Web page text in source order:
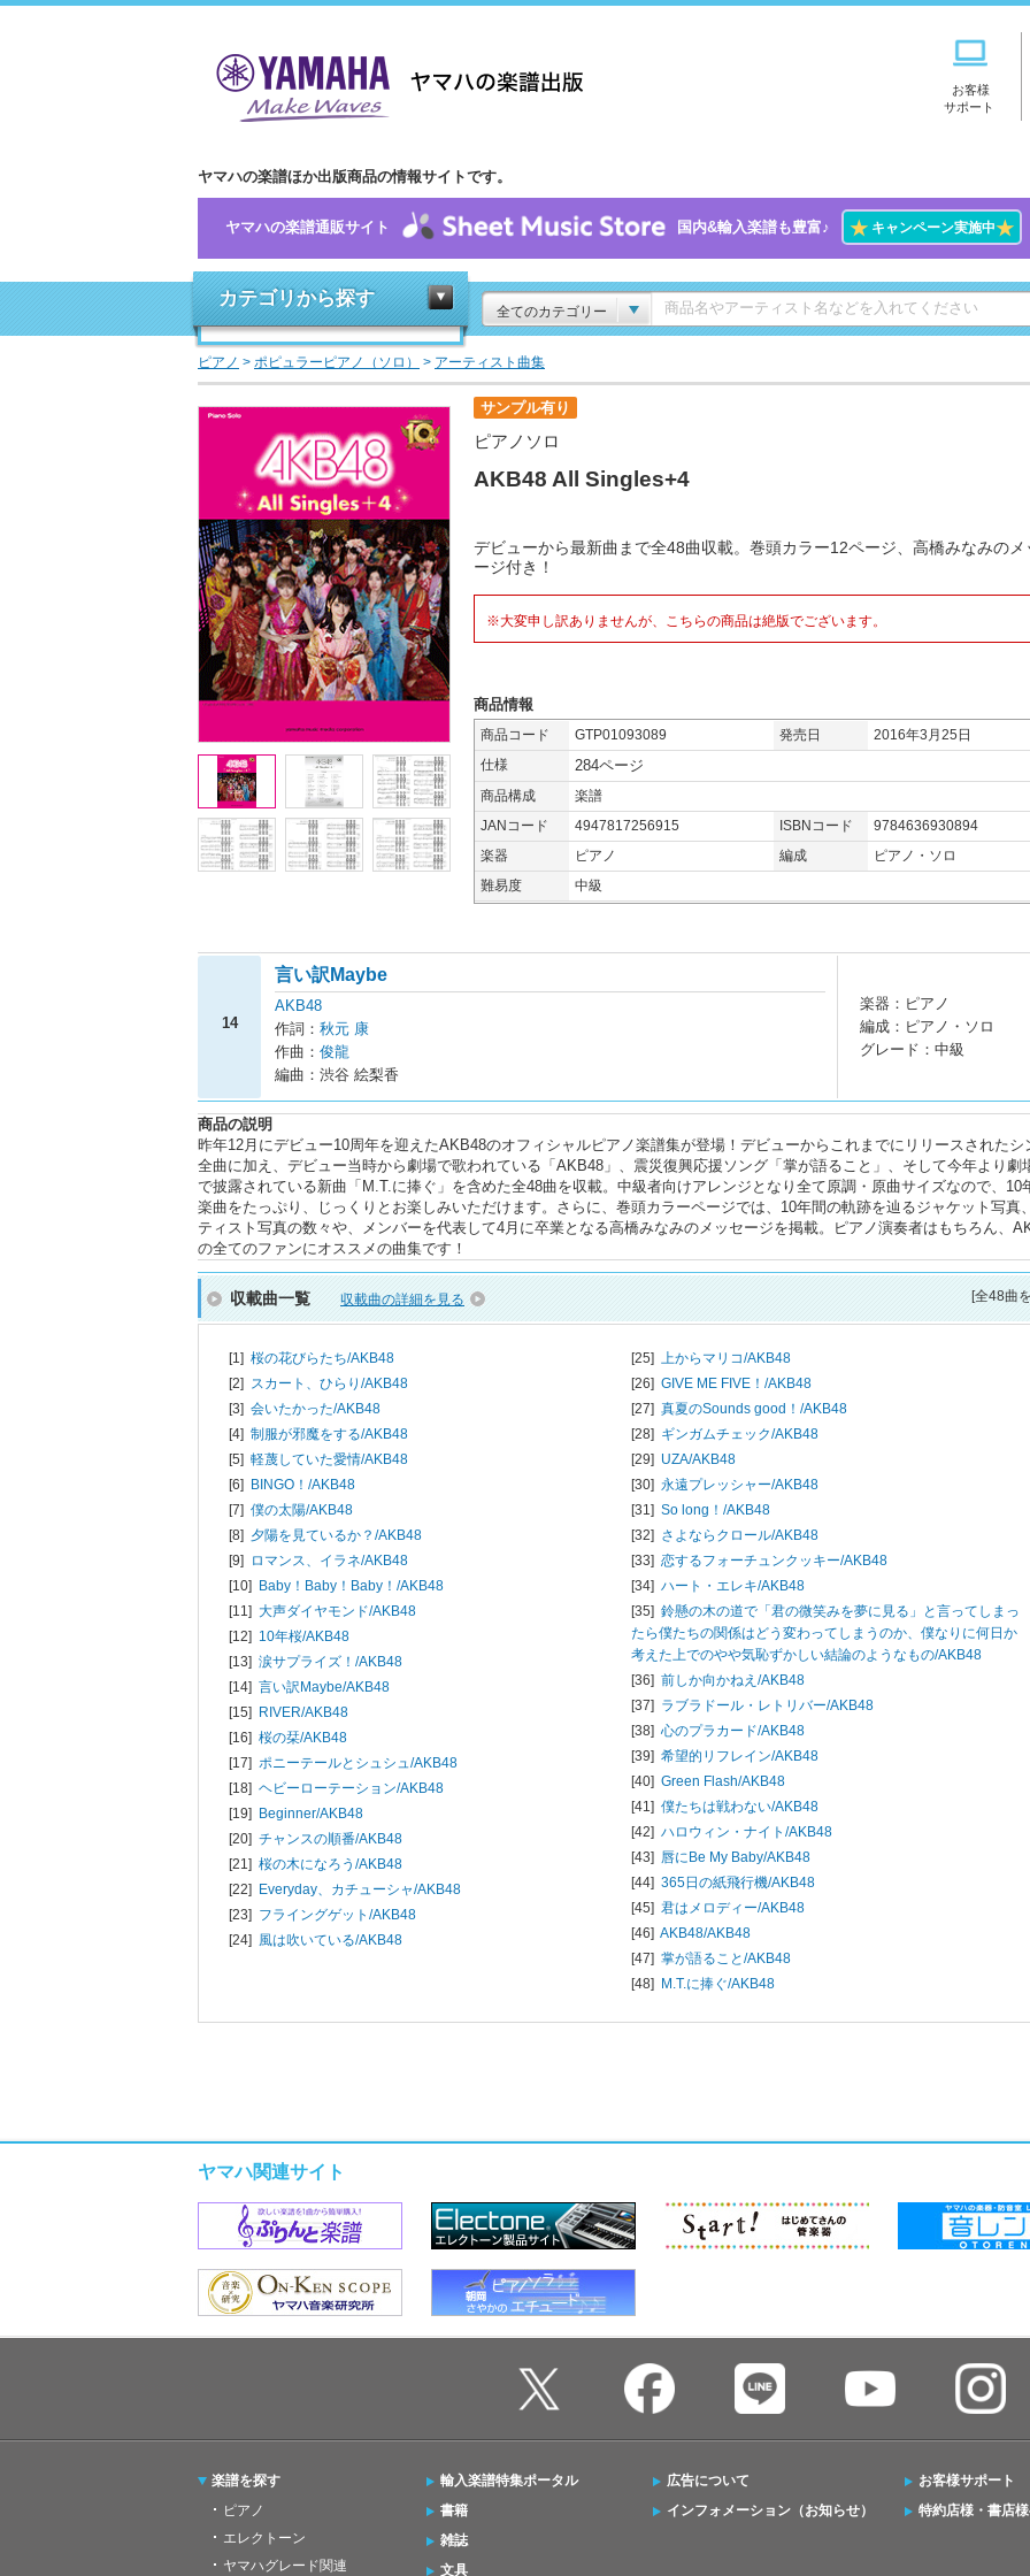
お客様
サポート
ヤマハの楽譜ほか出版商品の情報サイトです。
ヤマハの楽譜通販サイト 国内&輸入楽譜も豊富♪ ★キャンペーン実施中★
カテゴリから探す
全てのカテゴリー
ピアノ > ポピュラーピアノ（ソロ） > アーティスト曲集
サンプル有り
ピアノソロ
AKB48 All Singles+4
デビューから最新曲まで全48曲収載。巻頭カラー12ページ、高橋みなみのメ
ージ付き！
※大変申し訳ありませんが、こちらの商品は絶版でございます。
商品情報
商品コード GTP01093089 発売日
2016年3月25日
仕様
284ページ
商品構成
楽譜
JANコード
4947817256915 ISBNコード
9784636930894
楽器
ピアノ 編成
ピアノ・ソロ
難易度
中級
14
言い訳Maybe
AKB48
作詞： 秋元 康
作曲： 俊龍
編曲：渋谷 絵梨香
楽器：ピアノ
編成：ピアノ・ソロ
グレード：中級
商品の説明
昨年12月にデビュー10周年を迎えたAKB48のオフィシャルピアノ楽譜集が登場！デビューからこれまでにリリースされたシ
全曲に加え、デビュー当時から劇場で歌われている「AKB48」、震災復興応援ソング「掌が語ること」、そして今年より劇
で披露されている新曲「M.T.に捧ぐ」を含めた全48曲を収載。中級者向けアレンジとなり全て原調・原曲サイズなので、10
楽曲をたっぷり、じっくりとお楽しみいただけます。さらに、巻頭カラーページでは、10年間の軌跡を辿るジャケット写真
ティスト写真の数々や、メンバーを代表して4月に卒業となる高橋みなみのメッセージを掲載。ピアノ演奏者はもちろん、
の全てのファンにオススメの曲集です！
収載曲一覧 収載曲の詳細を見る [全48曲
[1] 桜の花びらたち/AKB48
[2] スカート、ひらり/AKB48
[3] 会いたかった/AKB48
[4] 制服が邪魔をする/AKB48
[5] 軽蔑していた愛情/AKB48
[6] BINGO！/AKB48
[7] 僕の太陽/AKB48
[8] 夕陽を見ているか？/AKB48
[9] ロマンス、イラネ/AKB48
[10] Baby！Baby！Baby！/AKB48
[11] 大声ダイヤモンド/AKB48
[12] 10年桜/AKB48
[13] 涙サプライズ！/AKB48
[14] 言い訳Maybe/AKB48
[15] RIVER/AKB48
[16] 桜の栞/AKB48
[17] ポニーテールとシュシュ/AKB48
[18] ヘビーローテーション/AKB48
[19] Beginner/AKB48
[20] チャンスの順番/AKB48
[21] 桜の木になろう/AKB48
[22] Everyday、カチューシャ/AKB48
[23] フライングゲット/AKB48
[24] 風は吹いている/AKB48
[25] 上からマリコ/AKB48
[26] GIVE ME FIVE！/AKB48
[27] 真夏のSounds good！/AKB48
[28] ギンガムチェック/AKB48
[29] UZA/AKB48
[30] 永遠プレッシャー/AKB48
[31] So long！/AKB48
[32] さよならクロール/AKB48
[33] 恋するフォーチュンクッキー/AKB48
[34] ハート・エレキ/AKB48
[35] 鈴懸の木の道で「君の微笑みを夢に見る」と言ってしまっ
たら僕たちの関係はどう変わってしまうのか、僕なりに何日か
考えた上でのやや気恥ずかしい結論のようなもの/AKB48
[36] 前しか向かねえ/AKB48
[37] ラブラドール・レトリバー/AKB48
[38] 心のプラカード/AKB48
[39] 希望的リフレイン/AKB48
[40] Green Flash/AKB48
[41] 僕たちは戦わない/AKB48
[42] ハロウィン・ナイト/AKB48
[43] 唇にBe My Baby/AKB48
[44] 365日の紙飛行機/AKB48
[45] 君はメロディー/AKB48
[46] AKB48/AKB48
[47] 掌が語ること/AKB48
[48] M.T.に捧ぐ/AKB48
ヤマハ関連サイト
楽譜を探す
ピアノ
エレクトーン
ヤマハグレード関連
輸入楽譜特集ポータル
書籍
雑誌
文具
広告について
インフォメーション（お知らせ）
お客様サポート
特約店様・書店